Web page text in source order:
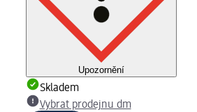
Upozornění
Skladem
Vybrat prodejnu dm